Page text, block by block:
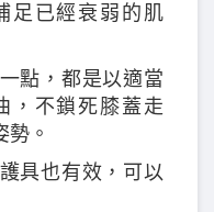
足已經衰弱的肌
點，都是以適當
，不鎖死膝蓋走
勢。
具也有效，可以